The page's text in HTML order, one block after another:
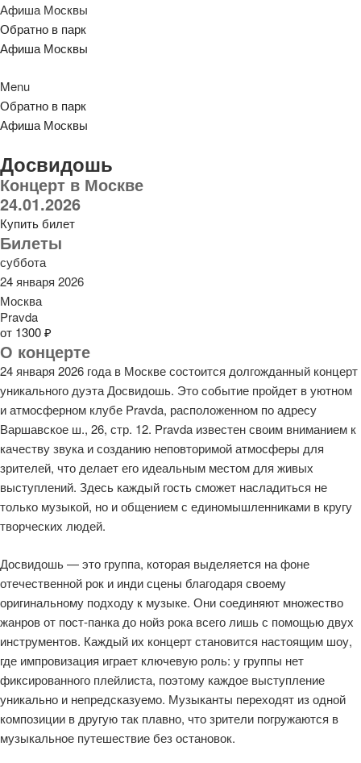
Афиша Москвы
Обратно в парк
Афиша Москвы
Menu
Обратно в парк
Афиша Москвы
Досвидошь
Концерт в Москве
24.01.2026
Купить билет
Билеты
суббота
24 января 2026
Москва
Pravda
от 1300 ₽
О концерте
24 января 2026 года в Москве состоится долгожданный концерт
уникального дуэта Досвидошь. Это событие пройдет в уютном
и атмосферном клубе Pravda, расположенном по адресу
Варшавское ш., 26, стр. 12. Pravda известен своим вниманием к
качеству звука и созданию неповторимой атмосферы для
зрителей, что делает его идеальным местом для живых
выступлений. Здесь каждый гость сможет насладиться не
только музыкой, но и общением с единомышленниками в кругу
творческих людей.
Досвидошь — это группа, которая выделяется на фоне
отечественной рок и инди сцены благодаря своему
оригинальному подходу к музыке. Они соединяют множество
жанров от пост-панка до нойз рока всего лишь с помощью двух
инструментов. Каждый их концерт становится настоящим шоу,
где импровизация играет ключевую роль: у группы нет
фиксированного плейлиста, поэтому каждое выступление
уникально и непредсказуемо. Музыканты переходят из одной
композиции в другую так плавно, что зрители погружаются в
музыкальное путешествие без остановок.